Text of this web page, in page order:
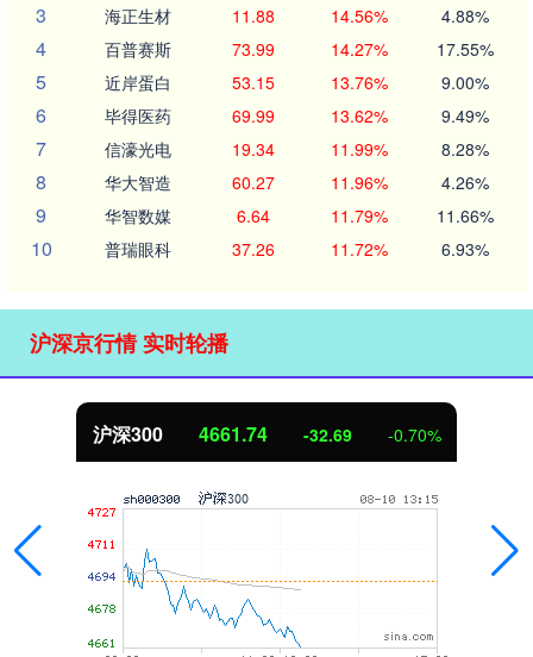
3 海正生材 11.88 14.56% 4.88%
4 百普赛斯 73.99 14.27% 17.55%
5 近岸蛋白 53.15 13.76% 9.00%
6 毕得医药 69.99 13.62% 9.49%
7 信濠光电 19.34 11.99% 8.28%
8 华大智造 60.27 11.96% 4.26%
9 华智数媒 6.64 11.79% 11.66%
10 普瑞眼科 37.26 11.72% 6.93%
沪深京行情 实时轮播
北证50 1122.09